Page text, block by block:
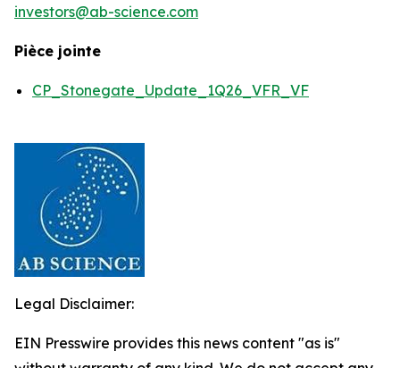
investors@ab-science.com
Pièce jointe
CP_Stonegate_Update_1Q26_VFR_VF
Legal Disclaimer:
EIN Presswire provides this news content "as is"